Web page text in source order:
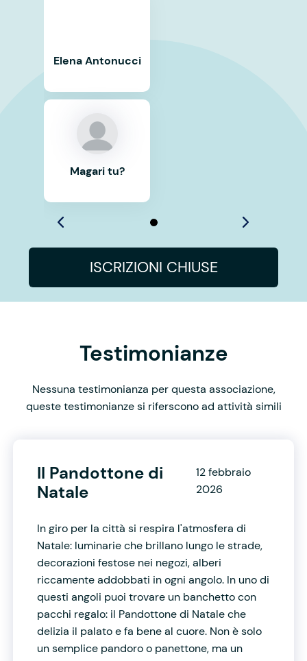
Elena Antonucci
Magari tu?
ISCRIZIONI CHIUSE
Testimonianze
Nessuna testimonianza per questa associazione,
queste testimonianze si riferscono ad attività simili
Il Pandottone di
Natale
12 febbraio
2026
In giro per la città si respira l'atmosfera di
Natale: luminarie che brillano lungo le strade,
decorazioni festose nei negozi, alberi
riccamente addobbati in ogni angolo. In uno di
questi angoli puoi trovare un banchetto con
pacchi regalo: il Pandottone di Natale che
delizia il palato e fa bene al cuore. Non è solo
un semplice pandoro o panettone, ma un